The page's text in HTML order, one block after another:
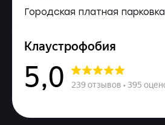
Городская платная парковка